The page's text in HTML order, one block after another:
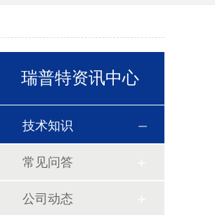
瑞普特资讯中心
技术知识
常见问答
公司动态